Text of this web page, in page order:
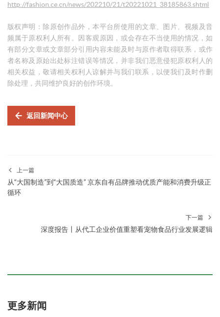
http://fashion.ce.cn/news/202210/21/t20221021_38185863.shtml
版权声明：除原创作品外，本平台所使用的文章、图片、视频及音
频属于原权利人所有。因客观原因，或会存在不当使用的情况，如
有部分文章或文章部分引用内容未能及时与原作者取得联系，或作
者名称及原始出处标注错误等情况，并非我们恶意侵犯原权利人的
相关权益，敬请相关权利人谅解并与我们联系，以便我们及时作删
除处理，共同维护良好的创作环境。
返回新闻中心
上一篇
从“大国制造”到“大国质造” 京东自有品牌推动优质产能和消费升级正
循环
下一篇
深度报告丨从代工企业价值重塑看宠物食品行业发展逻辑
更多新闻